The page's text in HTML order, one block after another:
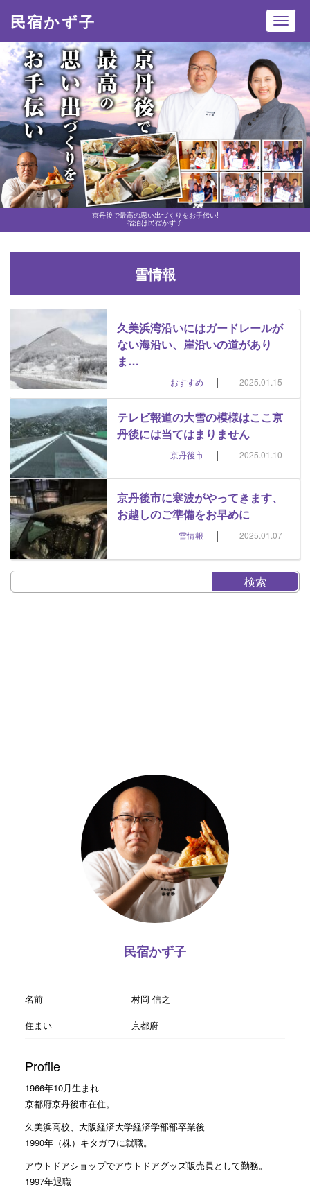
京丹後で最高の思い出づくりをお手伝い!
宿泊は民宿かず子
民宿かず子
雪情報
久美浜湾沿いにはガードレールが
ない海沿い、崖沿いの道があり
ま…
おすすめ | 2025.01.15
テレビ報道の大雪の模様はここ京
丹後には当てはまりません
京丹後市 | 2025.01.10
京丹後市に寒波がやってきます、
お越しのご準備をお早めに
雪情報 | 2025.01.07
民宿かず子
名前
村岡 信之
住まい
京都府
Profile
1966年10月生まれ
京都府京丹後市在住。
久美浜高校、大阪経済大学経済学部部卒業後
1990年（株）キタガワに就職。
アウトドアショップでアウトドアグッズ販売員として勤務。
1997年退職